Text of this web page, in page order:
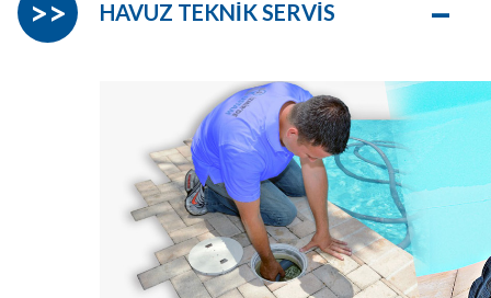
HAVUZ TEKNİK SERVİS –
>>